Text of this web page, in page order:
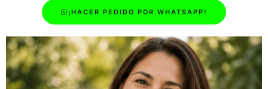
¡HACER PEDIDO POR WHATSAPP!